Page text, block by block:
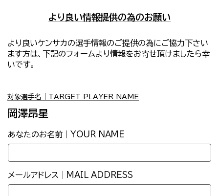
より良い情報提供の為のお願い
より良いケンサカの選手情報のご提供の為にご協力下さい
ます方は、下記のフォームより情報をお寄せ頂けましたら幸
いです。
対象選手名｜TARGET PLAYER NAME
岡澤昂星
あなたのお名前｜YOUR NAME
メールアドレス｜MAIL ADDRESS